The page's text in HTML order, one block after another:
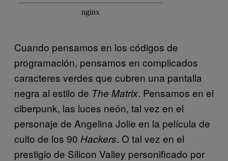
Cuando pensamos en los códigos de
programación, pensamos en complicados
caracteres verdes que cubren una pantalla
negra al estilo de The Matrix. Pensamos en el
ciberpunk, las luces neón, tal vez en el
personaje de Angelina Jolie en la película de
culto de los 90 Hackers. O tal vez en el
prestigio de Silicon Valley personificado por